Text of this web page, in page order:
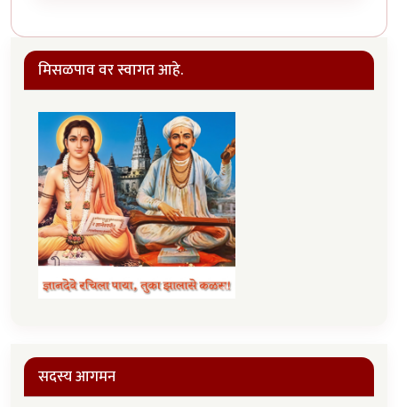
मिसळपाव वर स्वागत आहे.
सदस्य आगमन